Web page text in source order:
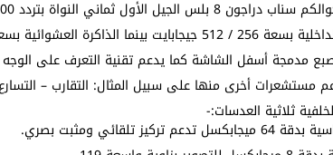
الجيل الأول ثماني النواة بتردد 3.00 جيجاهرتز وهو نفس الموجود في
بينما الذاكرة العشوائية بسعة 8/12 جيجابايت.
مدمجة أسفل الشاشة كما يدعم تقنية التعرف على الوجه
مستشعرات أخرى منها على سبيل المثال: التقارب –
ثلاثية العدسات:-
تدعم تركيز تلقائي ومثبت بصري.